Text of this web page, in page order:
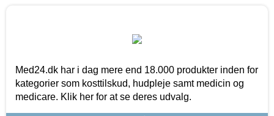
Med24.dk har i dag mere end 18.000 produkter inden for
kategorier som kosttilskud, hudpleje samt medicin og
medicare. Klik her for at se deres udvalg.